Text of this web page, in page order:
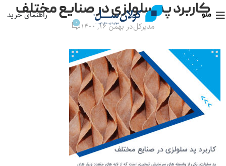
منو راهنمای خرید
کاربرد پد سلولزی در صنایع مختلف
مدیرکلدر بهمن ۱۶, ۱۴۰۰ 0